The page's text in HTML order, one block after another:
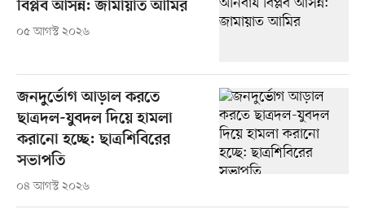
বিপ্লব আসন্ন: জামায়াত আমির
০৫ আগস্ট ২০২৬
জনদুর্ভোগ আড়াল করতে
ছাত্রদল-যুবদল দিয়ে হামলা
করানো হচ্ছে: ছাত্রশিবিরের
সভাপতি
০৪ আগস্ট ২০২৬